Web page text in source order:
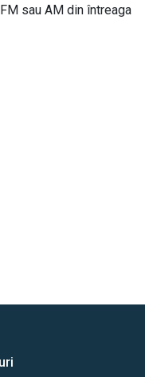
sau AM din întreaga